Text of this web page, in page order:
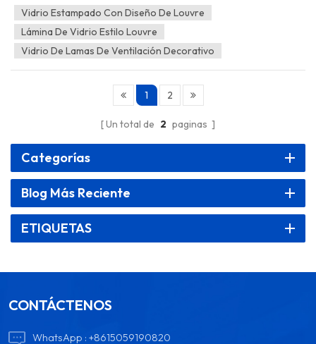
futuros? Este artículo analizará en profundidad las principales
ventajas y el valor del vidrio estampado Louvre Design en el diseño
arquitectónico. Vidrio del Louvre Vidrio estampado con diseño de
Louvre, también conocido como Lámina de vidrio...
Vidrio Estampado Con Diseño De Louvre
Lámina De Vidrio Estilo Louvre
Vidrio De Lamas De Ventilación Decorativo
1 2
Un total de 2 paginas
Categorías
Blog Más Reciente
ETIQUETAS
CONTÁCTENOS
WhatsApp :+8615059190820